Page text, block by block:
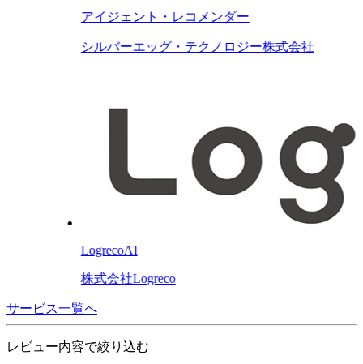
アイジェント・レコメンダー
シルバーエッグ・テクノロジー株式会社
LogrecoAI
株式会社Logreco
サービス一覧へ
レビュー内容で絞り込む